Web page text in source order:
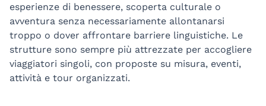
esperienze di benessere, scoperta culturale o
avventura senza necessariamente allontanarsi
troppo o dover affrontare barriere linguistiche. Le
strutture sono sempre più attrezzate per accogliere
viaggiatori singoli, con proposte su misura, eventi,
attività e tour organizzati.